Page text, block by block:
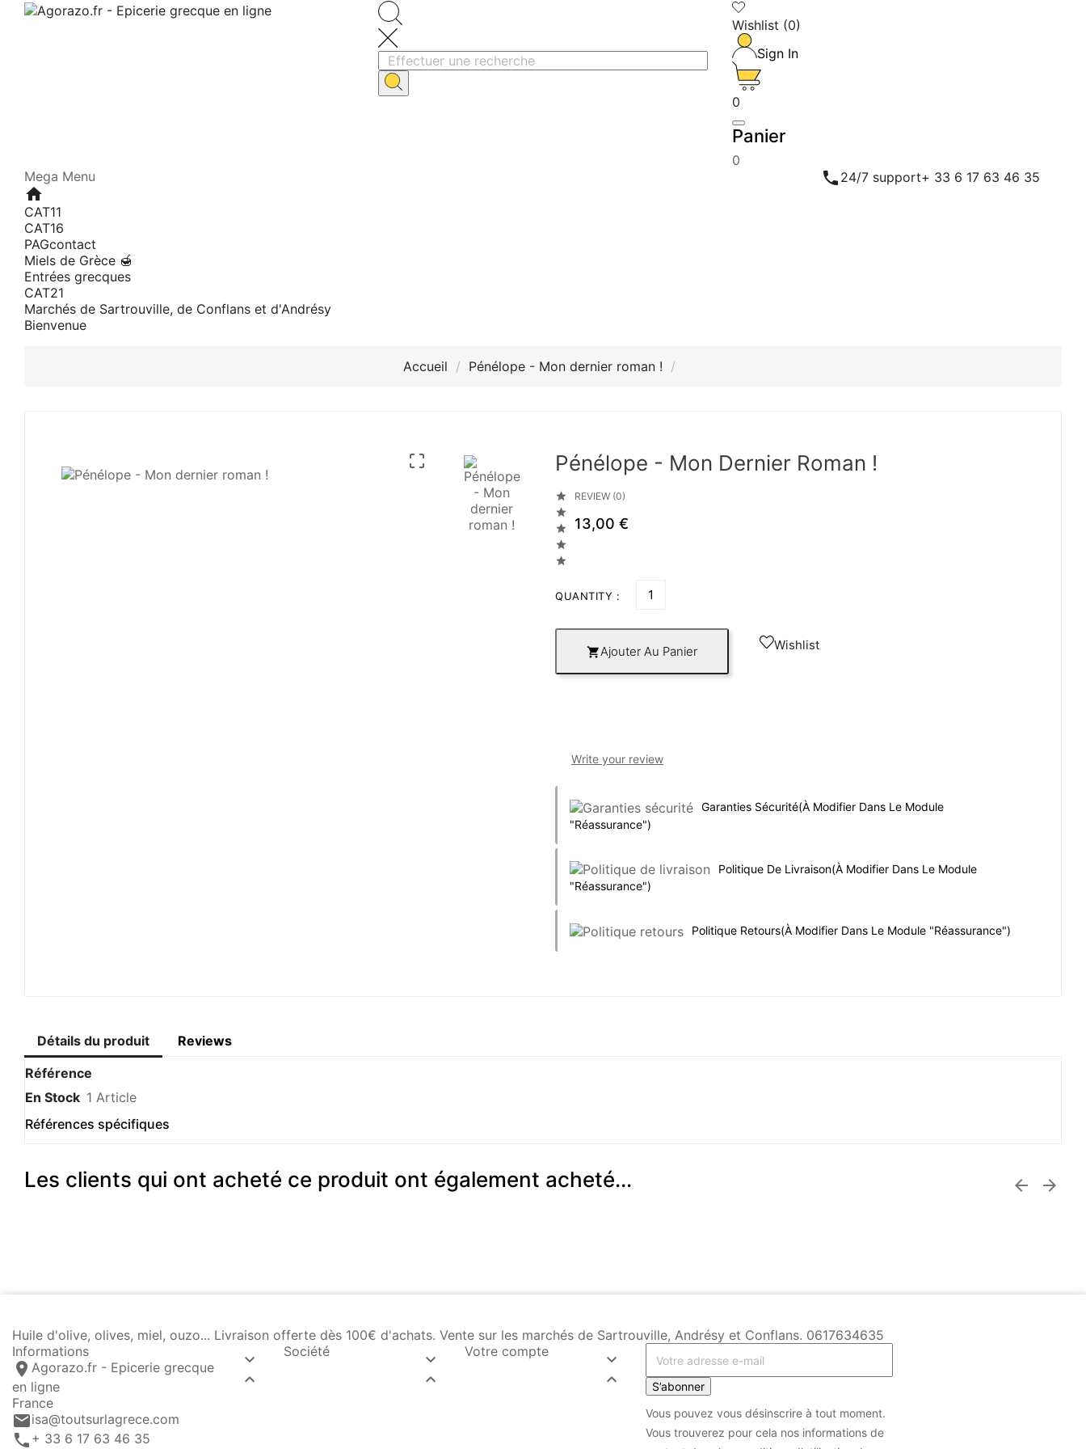
Wishlist (0)
Sign In
0
Panier
0
Mega Menu
home
CAT11
CAT16
PAGcontact
Miels de Grèce 🍯
Entrées grecques
CAT21
Marchés de Sartrouville, de Conflans et d'Andrésy
Bienvenue
 24/7 support+ 33 6 17 63 46 35
Accueil Pénélope - Mon dernier roman !
 Pénélope - Mon Dernier Roman !





REVIEW (0)
13,00 €
QUANTITY :
Ajouter Au Panier Wishlist
Write your review
Garanties Sécurité(à Modifier Dans Le Module
"Réassurance")
Politique De Livraison(à Modifier Dans Le Module
"Réassurance")
Politique Retours(à Modifier Dans Le Module "Réassurance")
Détails du produit
Reviews
Référence
En Stock 1 Article
Références spécifiques
Les clients qui ont acheté ce produit ont également acheté...  
Huile d'olive, olives, miel, ouzo... Livraison offerte dès 100€ d'achats. Vente sur les marchés de Sartrouville, Andrésy et Conflans. 0617634635
Informations


location_on Agorazo.fr - Epicerie grecque
en ligne
France
emailisa@toutsurlagrece.com
call + 33 6 17 63 46 35
Société


Votre compte


S’abonner
Vous pouvez vous désinscrire à tout moment.
Vous trouverez pour cela nos informations de